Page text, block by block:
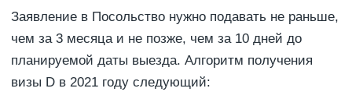
Заявление в Посольство нужно подавать не раньше,
чем за 3 месяца и не позже, чем за 10 дней до
планируемой даты выезда. Алгоритм получения
визы D в 2021 году следующий: